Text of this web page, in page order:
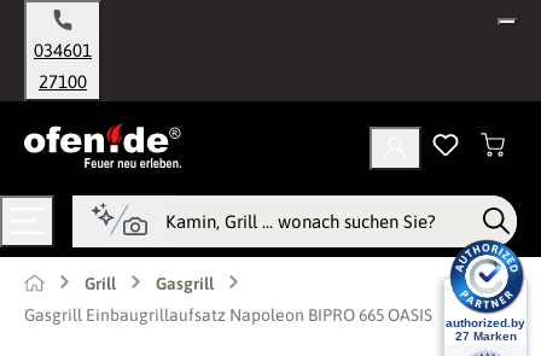
springen
034601
27100
Grill
Gasgrill
Gasgrill Einbaugrillaufsatz Napoleon BIPRO 665 OASIS